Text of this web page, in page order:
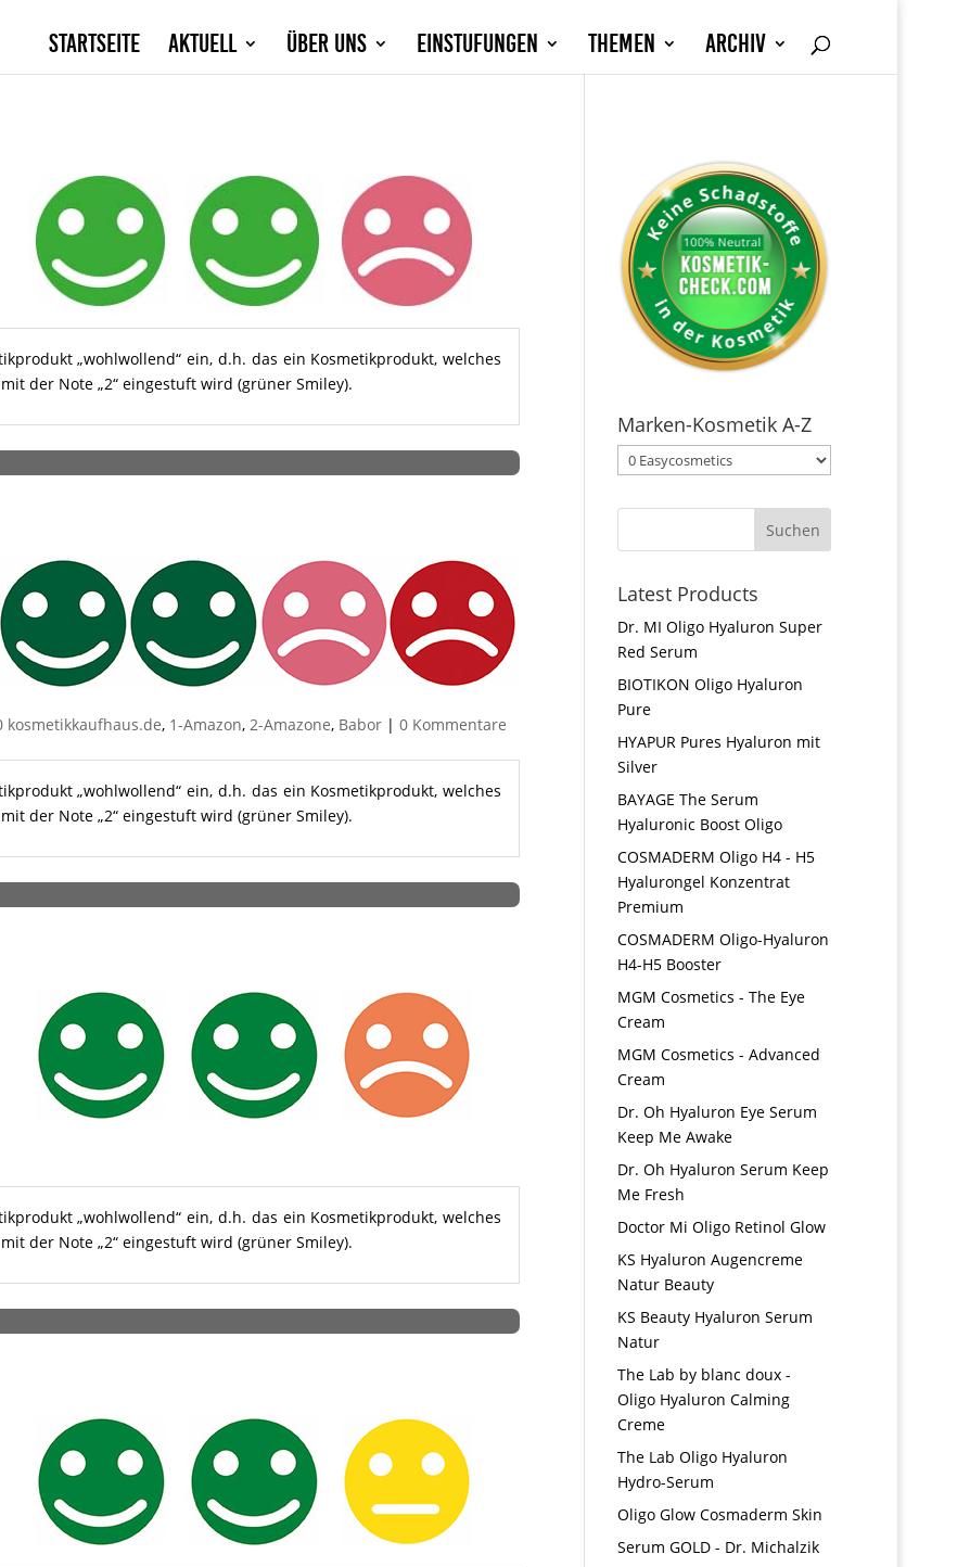
Startseite Aktuell Über Uns Einstufungen Themen Archiv
„wohlwollend“ ein, d.h. das ein Kosmetikprodukt, welches
der Note „2“ eingestuft wird (grüner Smiley).
kosmetikkaufhaus.de, 1-Amazon, 2-Amazone, Babor| 0 Kommentare
„wohlwollend“ ein, d.h. das ein Kosmetikprodukt, welches
der Note „2“ eingestuft wird (grüner Smiley).
„wohlwollend“ ein, d.h. das ein Kosmetikprodukt, welches
der Note „2“ eingestuft wird (grüner Smiley).
Marken-Kosmetik A-Z
Latest Products
Dr. MI Oligo Hyaluron Super
Red Serum
BIOTIKON Oligo Hyaluron
Pure
HYAPUR Pures Hyaluron mit
Silver
BAYAGE The Serum
Hyaluronic Boost Oligo
COSMADERM Oligo H4 - H5
Hyalurongel Konzentrat
Premium
COSMADERM Oligo-Hyaluron
H4-H5 Booster
MGM Cosmetics - The Eye
Cream
MGM Cosmetics - Advanced
Cream
Dr. Oh Hyaluron Eye Serum
Keep Me Awake
Dr. Oh Hyaluron Serum Keep
Me Fresh
Doctor Mi Oligo Retinol Glow
KS Hyaluron Augencreme
Natur Beauty
KS Beauty Hyaluron Serum
Natur
The Lab by blanc doux -
Oligo Hyaluron Calming
Creme
The Lab Oligo Hyaluron
Hydro-Serum
Oligo Glow Cosmaderm Skin
Serum GOLD - Dr. Michalzik